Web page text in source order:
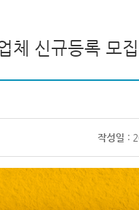
체 신규등록 모
작성일 :